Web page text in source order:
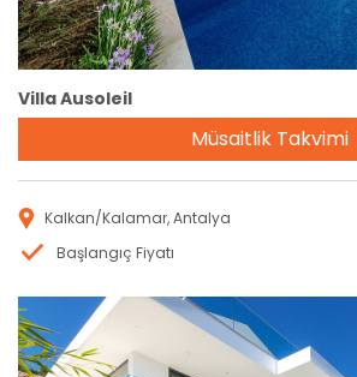
Villa Ausoleil
Müsaitlik Takvimi
Kalkan/Kalamar, Antalya
Başlangıç Fiyatı